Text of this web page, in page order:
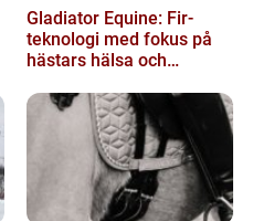
Gladiator Equine: Fir-
teknologi med fokus på
hästars hälsa och